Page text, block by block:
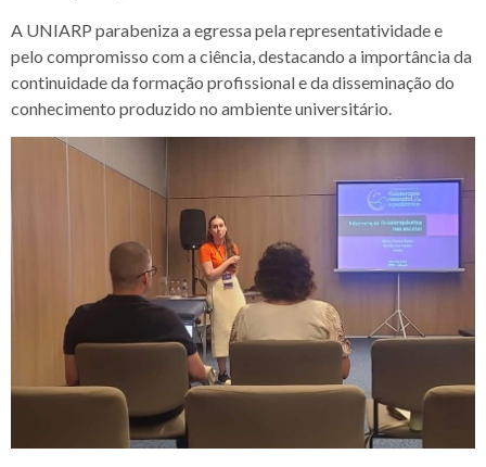
A UNIARP parabeniza a egressa pela representatividade e
pelo compromisso com a ciência, destacando a importância da
continuidade da formação profissional e da disseminação do
conhecimento produzido no ambiente universitário.